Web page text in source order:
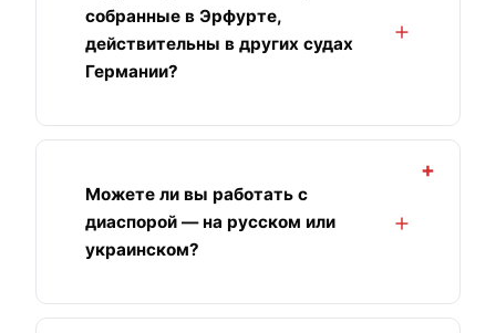
собранные в Эрфурте,
действительны в других судах
Германии?
Можете ли вы работать с
диаспорой — на русском или
украинском?
+